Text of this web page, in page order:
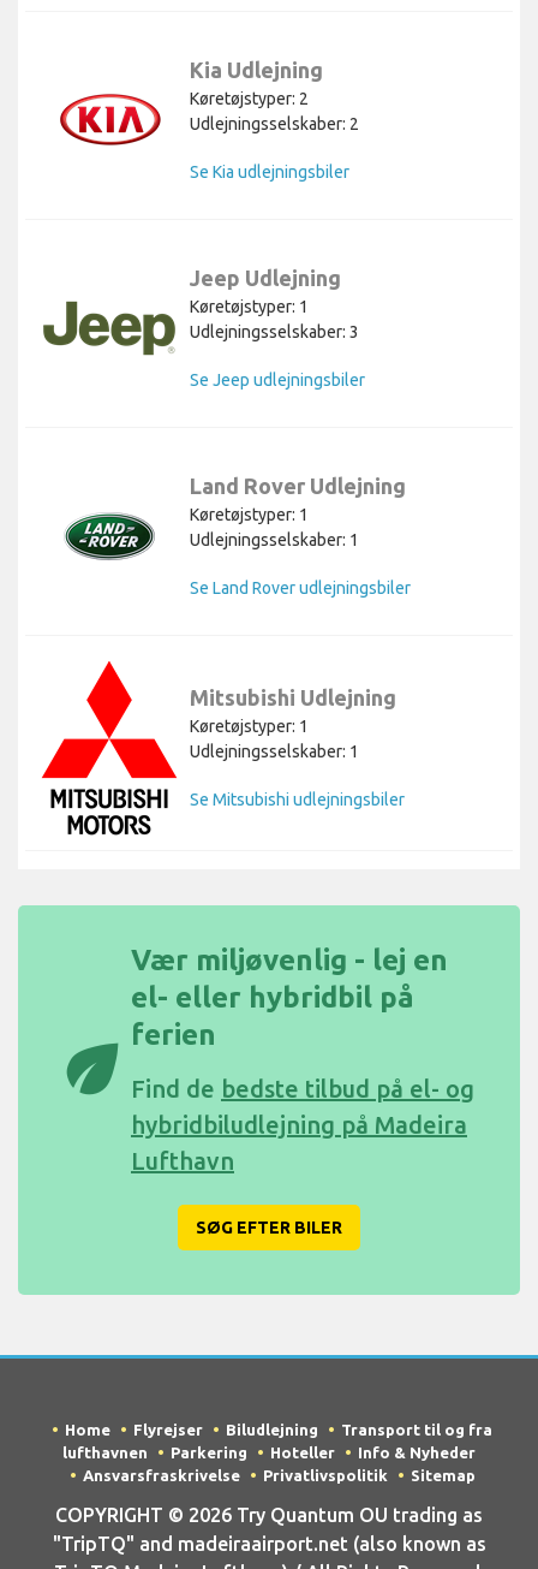
Kia Udlejning
Køretøjstyper: 2
Udlejningsselskaber: 2
Se Kia udlejningsbiler
Jeep Udlejning
Køretøjstyper: 1
Udlejningsselskaber: 3
Se Jeep udlejningsbiler
Land Rover Udlejning
Køretøjstyper: 1
Udlejningsselskaber: 1
Se Land Rover udlejningsbiler
Mitsubishi Udlejning
Køretøjstyper: 1
Udlejningsselskaber: 1
Se Mitsubishi udlejningsbiler
eco
Vær miljøvenlig - lej en
el- eller hybridbil på
ferien
Find de bedste tilbud på el- og
hybridbiludlejning på Madeira
Lufthavn
SØG EFTER BILER
Home Flyrejser Biludlejning
Transport til og fra
lufthavnen
Parkering Hoteller
Info & Nyheder
Ansvarsfraskrivelse
Privatlivspolitik Sitemap
COPYRIGHT © 2026 Try Quantum OU trading as
"TripTQ" and madeiraairport.net (also known as